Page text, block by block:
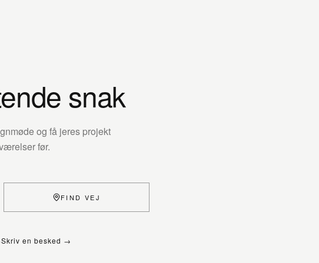
snak
og få jeres projekt
før.
FIND VEJ
·Skriv en besked →